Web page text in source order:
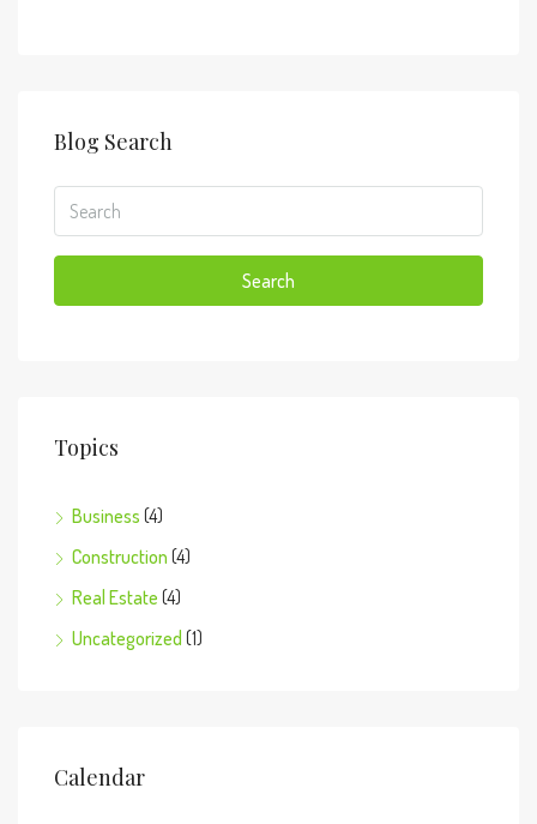
Blog Search
Search
Topics
Business (4)
Construction (4)
Real Estate (4)
Uncategorized (1)
Calendar